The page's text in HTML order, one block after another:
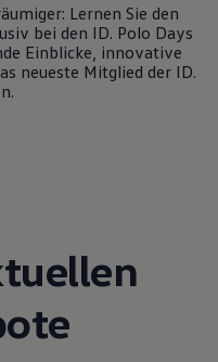
Lernen Sie den
bei den ID. Polo Days
Einblicke, innovative
neueste Mitglied der ID.